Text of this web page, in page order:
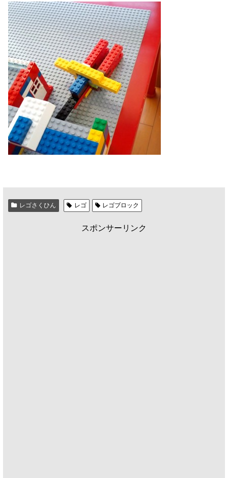
レゴさくひん レゴ レゴブロック
スポンサーリンク